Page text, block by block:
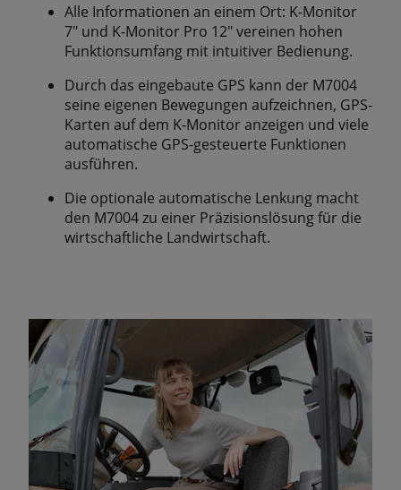
Alle Informationen an einem Ort: K-Monitor
7" und K-Monitor Pro 12" vereinen hohen
Funktionsumfang mit intuitiver Bedienung.
Durch das eingebaute GPS kann der M7004
seine eigenen Bewegungen aufzeichnen, GPS-
Karten auf dem K-Monitor anzeigen und viele
automatische GPS-gesteuerte Funktionen
ausführen.
Die optionale automatische Lenkung macht
den M7004 zu einer Präzisionslösung für die
wirtschaftliche Landwirtschaft.